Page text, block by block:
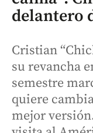
delantero
Cristian
su revancha
semestre
quiere
mejor